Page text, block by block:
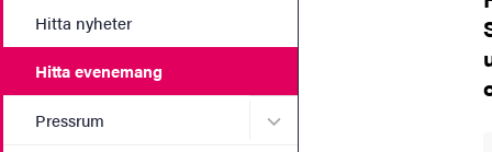
Hitta nyheter
Hitta evenemang
Pressrum Undermeny för Pressrum